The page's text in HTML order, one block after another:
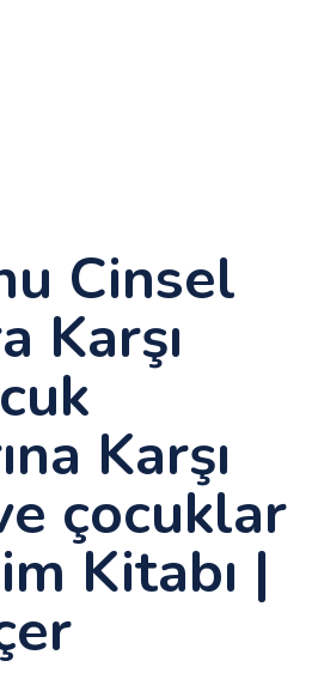
Cinsel
Karşı
Karşı
çocuklar
Kitabı |